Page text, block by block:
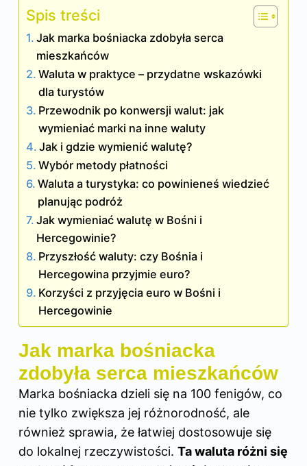
Spis treści
Jak marka bośniacka zdobyła serca
mieszkańców
Waluta w praktyce – przydatne wskazówki
dla turystów
Przewodnik po konwersji walut: jak
wymieniać marki na inne waluty
Jak i gdzie wymienić walutę?
Wybór metody płatności
Waluta a turystyka: co powinieneś wiedzieć
planując podróż
Jak wymieniać walutę w Bośni i
Hercegowinie?
Przyszłość waluty: czy Bośnia i
Hercegowina przyjmie euro?
Korzyści z przyjęcia euro w Bośni i
Hercegowinie
Jak marka bośniacka
zdobyła serca mieszkańców
Marka bośniacka dzieli się na 100 fenigów, co
nie tylko zwiększa jej różnorodność, ale
również sprawia, że łatwiej dostosowuje się
do lokalnej rzeczywistości. Ta waluta różni się